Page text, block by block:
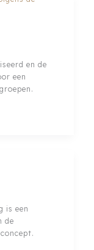
en de
een
is een
de